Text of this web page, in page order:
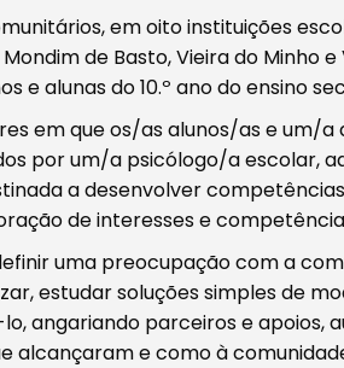
em oito instituições
de Basto, Vieira do Minho e
e alunas do 10.º ano do ensino
em que os/as alunos/as e um/
por um/a psicólogo/a escolar,
a desenvolver
de interesses e
uma preocupação com a
estudar soluções simples de
angariando parceiros e apoios,
alcançaram e como à